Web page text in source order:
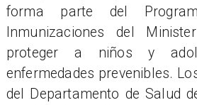
forma parte del
Inmunizaciones del
proteger a niños y
enfermedades prevenibles.
del Departamento de Salud